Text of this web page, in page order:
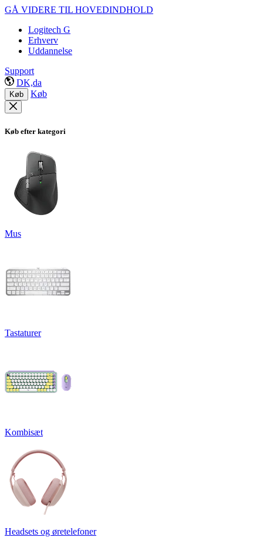
GÅ VIDERE TIL HOVEDINDHOLD
Logitech G
Erhverv
Uddannelse
Support
DK,da
Køb Køb
Køb efter kategori
Mus
Tastaturer
Kombisæt
Headsets og øretelefoner